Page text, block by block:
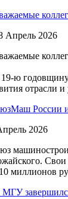
Апрель 2026
ю
отрасли
России и
2026
Свои
миллионов